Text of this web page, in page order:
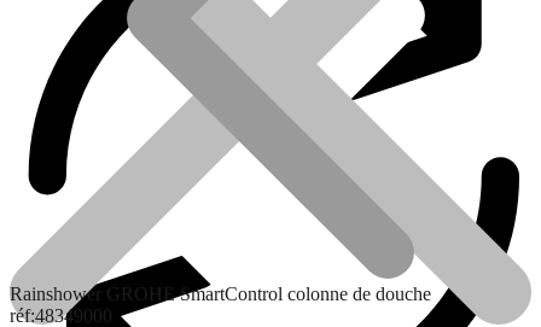
Rainshower GROHE SmartControl colonne de douche
réf:48349000